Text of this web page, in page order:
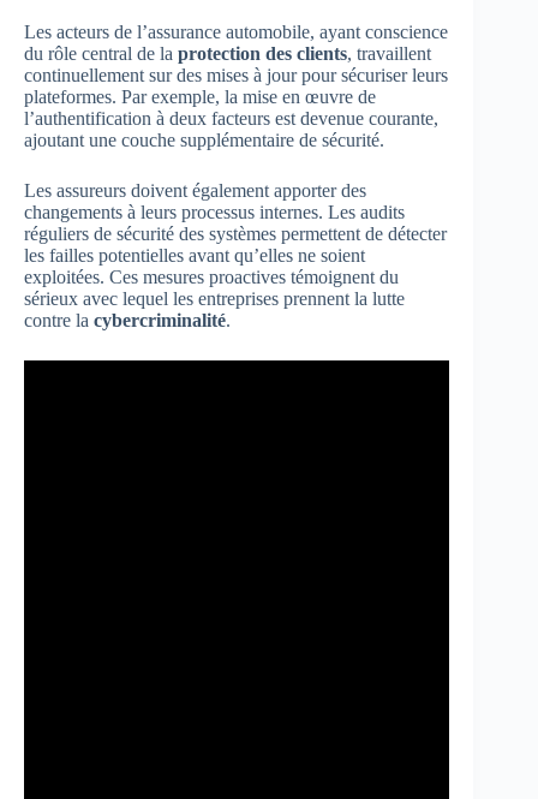
Les acteurs de l’assurance automobile, ayant conscience
du rôle central de la protection des clients, travaillent
continuellement sur des mises à jour pour sécuriser leurs
plateformes. Par exemple, la mise en œuvre de
l’authentification à deux facteurs est devenue courante,
ajoutant une couche supplémentaire de sécurité.
Les assureurs doivent également apporter des
changements à leurs processus internes. Les audits
réguliers de sécurité des systèmes permettent de détecter
les failles potentielles avant qu’elles ne soient
exploitées. Ces mesures proactives témoignent du
sérieux avec lequel les entreprises prennent la lutte
contre la cybercriminalité.